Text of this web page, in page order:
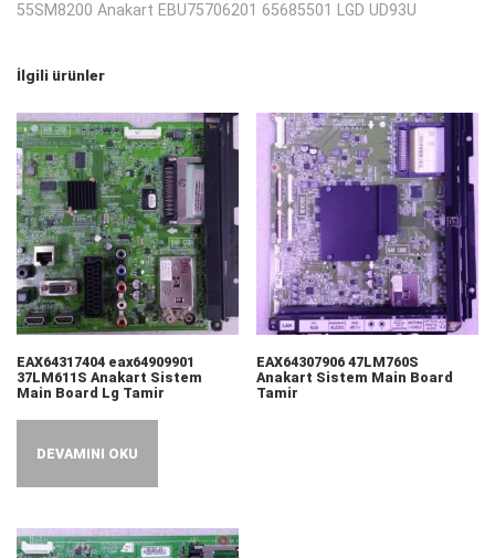
55SM8200 Anakart EBU75706201 65685501 LGD UD93U
İlgili ürünler
EAX64317404 eax64909901
37LM611S Anakart Sistem
Main Board Lg Tamir
DEVAMINI OKU
EAX64307906 47LM760S
Anakart Sistem Main Board
Tamir